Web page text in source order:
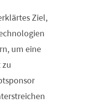
Ziel,
um eine
zu